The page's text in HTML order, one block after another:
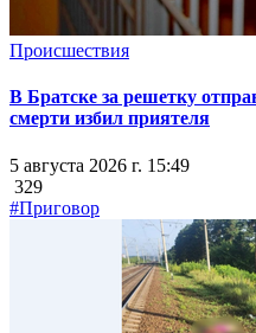
Происшествия
В Братске за решетку
смерти избил приятеля
5 августа 2026 г. 15:49
329
#Приговор